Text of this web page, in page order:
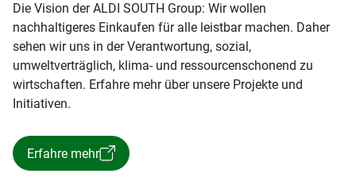
Die Vision der ALDI SOUTH Group: Wir wollen
nachhaltigeres Einkaufen für alle leistbar machen. Daher
sehen wir uns in der Verantwortung, sozial,
umweltverträglich, klima- und ressourcenschonend zu
wirtschaften. Erfahre mehr über unsere Projekte und
Initiativen.
Erfahre mehr